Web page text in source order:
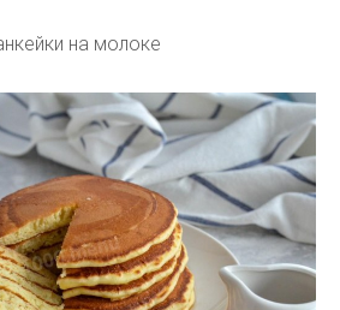
на молоке